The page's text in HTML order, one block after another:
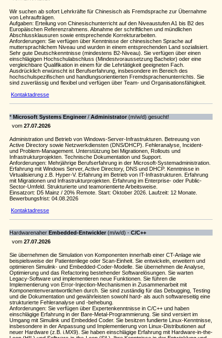
Wir suchen ab sofort Lehrkräfte für Chinesisch als Fremdsprache zur Übernahme
von Lehraufträgen.
Aufgaben: Erteilung von Chinesischunterricht auf den Niveaustufen A1 bis B2 des
Europäischen Referenzrahmens. Abnahme der schriftlichen und mündlichen
Abschlussklausuren sowie entsprechende Korrekturarbeiten.
Anforderungen: Sie verfügen über Kenntnisse der chinesischen Sprache auf
muttersprachlichem Niveau und wurden in einem entsprechenden Land sozialisiert.
Sehr gute Deutschkenntnisse (mindestens B2-Niveau). Sie verfügen über einen
einschlägigen Hochschulabschluss (Mindestvoraussetzung Bachelor) oder eine
vergleichbare Qualifikation in einem für die Lehrtätigkeit geeigneten Fach.
Ausdrücklich erwünscht ist Berufserfahrung, insbesondere im Bereich des
hochschulspezifischen und handlungsorientierten Fremdsprachenunterrichts. Sie
sind zuverlässig und flexibel und verfügen über Team- und Organisationsfähigkeit.
Kontaktadresse
* Microsoft Systems Engineer / Administrator (m/w/d) gesucht!
vom 27.07.2026
Administration und Betrieb von Windows-Server-Infrastrukturen. Betreuung von
Active Directory sowie Netzwerkdiensten (DNS/DHCP). Fehleranalyse, Incident-
und Problem-Management. Unterstützung bei Migrationen, Rollouts und
Infrastrukturprojekten. Technische Dokumentation und Support.
Anforderungen: Mehrjährige Berufserfahrung in der Microsoft-Systemadministration.
Erfahrung mit Windows Server, Active Directory, DNS und DHCP. Kenntnisse in
Virtualisierung z.B. Hyper-V. Erfahrung im Betrieb von IT-Infrastrukturen. Erfahrung
mit Migrationen und Infrastrukturprojekten. Erfahrung im Enterprise- oder Public-
Sector-Umfeld. Strukturierte und teamorientierte Arbeitsweise.
Einsatzort: D5 Mainz / 20% Remote. Start: Oktober 2026. Laufzeit: 12 Monate.
Bewerbungsfrist: 04.08.2026
Kontaktadresse
Hardwarenaher Embedded-Entwickler (m/w/d) - C/C++
vom 27.07.2026
Sie übernehmen die Simulation von Komponenten innerhalb einer CT-Anlage wie
beispielsweise der Patientenliege oder Scan-Einheit. Sie entwickeln, erweitern und
optimieren Simulink- und Embedded-Coder-Modelle. Sie übernehmen die Analyse,
Optimierung und das Refactoring bestehender Softwarelösungen. Sie warten
Legacy-Software und implementieren neue Funktionen. Sie führen die
Implementierung von Error-Injection-Mechanismen in Zusammenarbeit mit
Komponentenverantwortlichen durch. Sie sind zuständig für das Debugging, Testing
und die Dokumentation und gewährleisten sowohl hard- als auch softwareseitig eine
strukturierte Fehleranalyse und -behebung.
Anforderungen: Sie verfügen über Expertenkenntnisse in C/C++ und haben
einschlägige Erfahrung in der Bare-Metal-Programmierung. Sie sind versiert im
Umgang mit Simulink und Embedded Coder. Sie besitzen fundierte Linux-Kenntnisse,
insbesondere in der Anpassung und Implementierung von Linux-Distributionen auf
neuer Hardware (z.B. i.MX9). Sie haben einschlägige Erfahrung mit Hardware-in-the-